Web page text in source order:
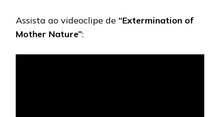
Assista ao videoclipe de “Extermination of
Mother Nature”: